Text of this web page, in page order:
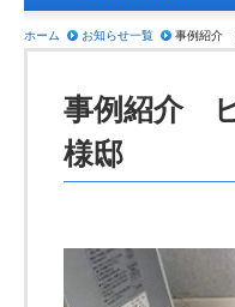
ホーム お知らせ一覧 事例紹介
事例紹介
様邸